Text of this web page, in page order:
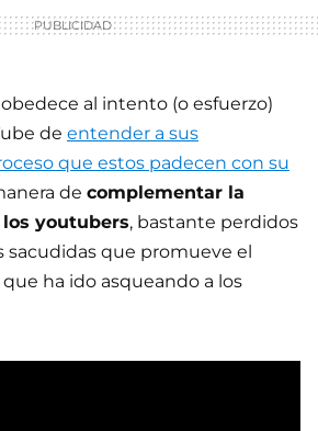
al intento (o esfuerzo)
de entender a sus
que estos padecen con su
de complementar la
youtubers, bastante perdidos
sacudidas que promueve el
ha ido asqueando a los